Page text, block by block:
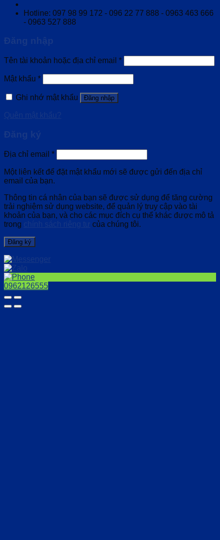
Hotline: 097 98 99 172 - 096 22 77 888 - 0963 463 666
- 0963 527 888
Đăng nhập
Tên tài khoản hoặc địa chỉ email *
Mật khẩu *
Ghi nhớ mật khẩu Đăng nhập
Quên mật khẩu?
Đăng ký
Địa chỉ email *
Một liên kết để đặt mật khẩu mới sẽ được gửi đến địa chỉ
email của bạn.
Thông tin cá nhân của bạn sẽ được sử dụng để tăng cường
trải nghiệm sử dụng website, để quản lý truy cập vào tài
khoản của bạn, và cho các mục đích cụ thể khác được mô tả
trong chính sách riêng tư của chúng tôi.
Đăng ký
0962126555